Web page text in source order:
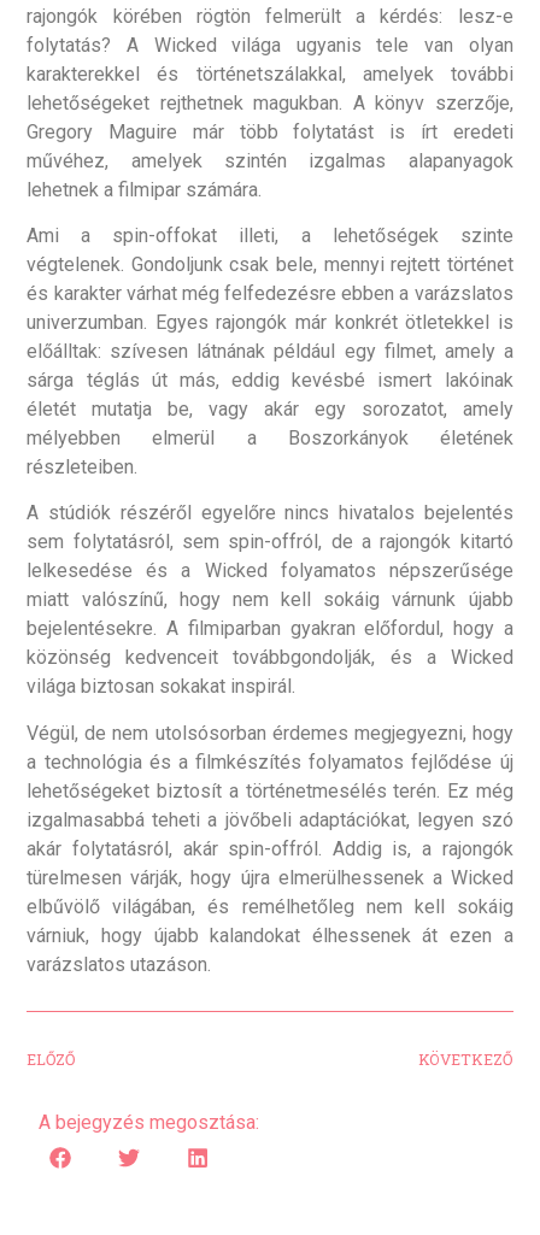
rajongók körében rögtön felmerült a kérdés: lesz-e
folytatás? A Wicked világa ugyanis tele van olyan
karakterekkel és történetszálakkal, amelyek további
lehetőségeket rejthetnek magukban. A könyv szerzője,
Gregory Maguire már több folytatást is írt eredeti
művéhez, amelyek szintén izgalmas alapanyagok
lehetnek a filmipar számára.
Ami a spin-offokat illeti, a lehetőségek szinte
végtelenek. Gondoljunk csak bele, mennyi rejtett történet
és karakter várhat még felfedezésre ebben a varázslatos
univerzumban. Egyes rajongók már konkrét ötletekkel is
előálltak: szívesen látnának például egy filmet, amely a
sárga téglás út más, eddig kevésbé ismert lakóinak
életét mutatja be, vagy akár egy sorozatot, amely
mélyebben elmerül a Boszorkányok életének
részleteiben.
A stúdiók részéről egyelőre nincs hivatalos bejelentés
sem folytatásról, sem spin-offról, de a rajongók kitartó
lelkesedése és a Wicked folyamatos népszerűsége
miatt valószínű, hogy nem kell sokáig várnunk újabb
bejelentésekre. A filmiparban gyakran előfordul, hogy a
közönség kedvenceit továbbgondolják, és a Wicked
világa biztosan sokakat inspirál.
Végül, de nem utolsósorban érdemes megjegyezni, hogy
a technológia és a filmkészítés folyamatos fejlődése új
lehetőségeket biztosít a történetmesélés terén. Ez még
izgalmasabbá teheti a jövőbeli adaptációkat, legyen szó
akár folytatásról, akár spin-offról. Addig is, a rajongók
türelmesen várják, hogy újra elmerülhessenek a Wicked
elbűvölő világában, és remélhetőleg nem kell sokáig
várniuk, hogy újabb kalandokat élhessenek át ezen a
varázslatos utazáson.
ELŐZŐ KÖVETKEZŐ
A bejegyzés megosztása: